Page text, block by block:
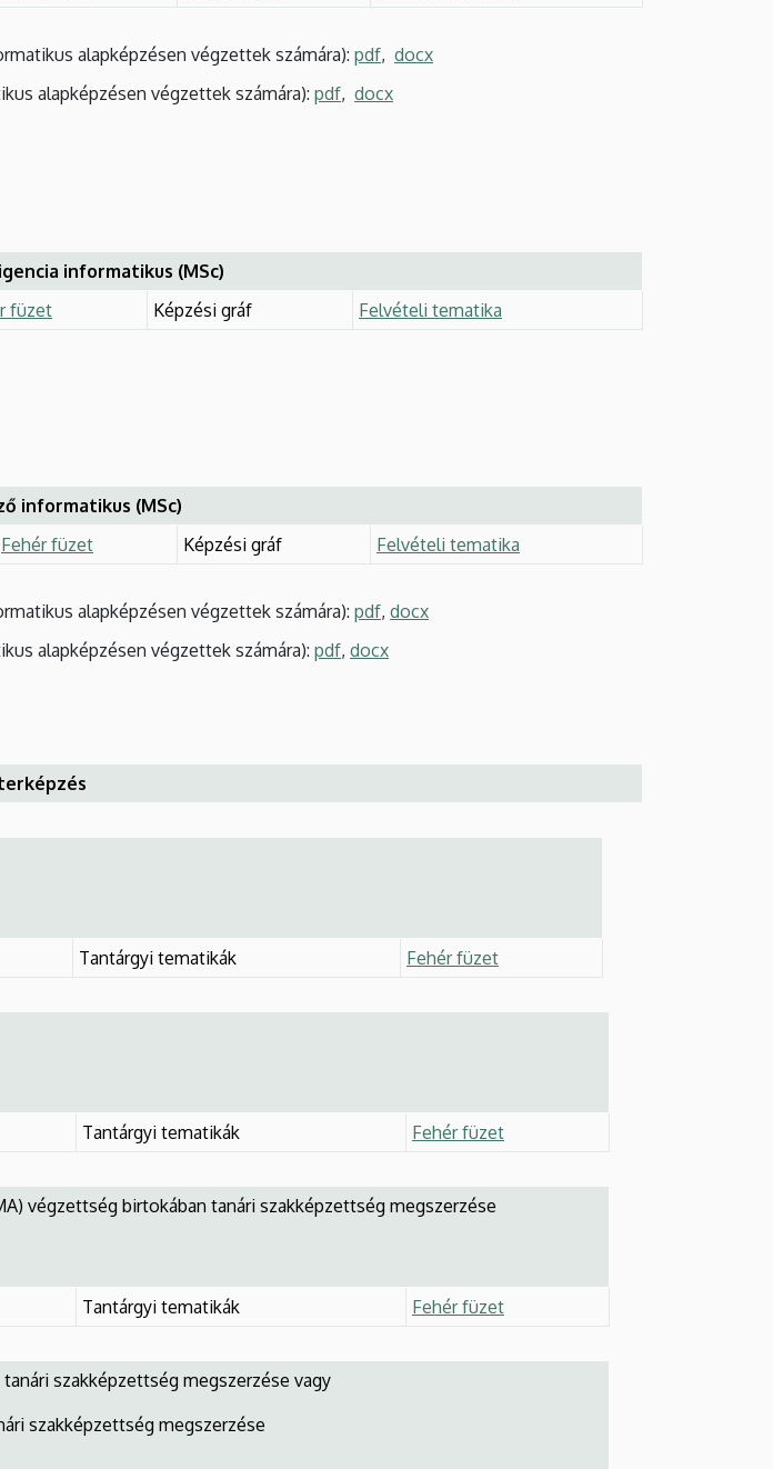
alapképzésen végzettek számára): pdf, docx
alapképzésen végzettek számára): pdf, docx
informatikus (MSc)
füzet Képzési gráf Felvételi tematika
informatikus (MSc)
Fehér füzet Képzési gráf Felvételi tematika
alapképzésen végzettek számára): pdf, docx
alapképzésen végzettek számára): pdf, docx
Tantárgyi tematikák Fehér füzet
Tantárgyi tematikák Fehér füzet
végzettség birtokában tanári szakképzettség megszerzése
Tantárgyi tematikák Fehér füzet
szakképzettség megszerzése vagy
szakképzettség megszerzése